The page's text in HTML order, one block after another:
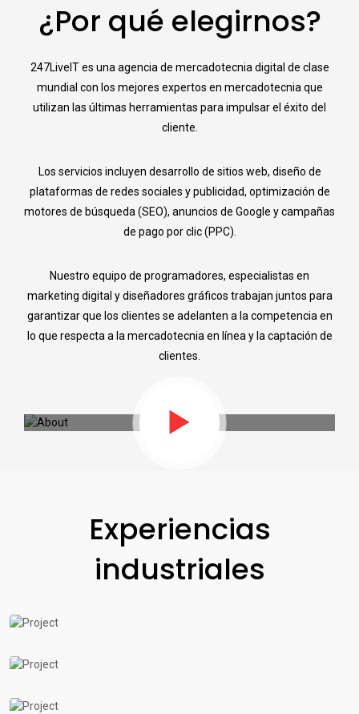
¿Por qué elegirnos?
247LiveIT es una agencia de mercadotecnia digital de clase
mundial con los mejores expertos en mercadotecnia que
utilizan las últimas herramientas para impulsar el éxito del
cliente.
Los servicios incluyen desarrollo de sitios web, diseño de
plataformas de redes sociales y publicidad, optimización de
motores de búsqueda (SEO), anuncios de Google y campañas
de pago por clic (PPC).
Nuestro equipo de programadores, especialistas en
marketing digital y diseñadores gráficos trabajan juntos para
garantizar que los clientes se adelanten a la competencia en
lo que respecta a la mercadotecnia en línea y la captación de
clientes.
Experiencias
industriales